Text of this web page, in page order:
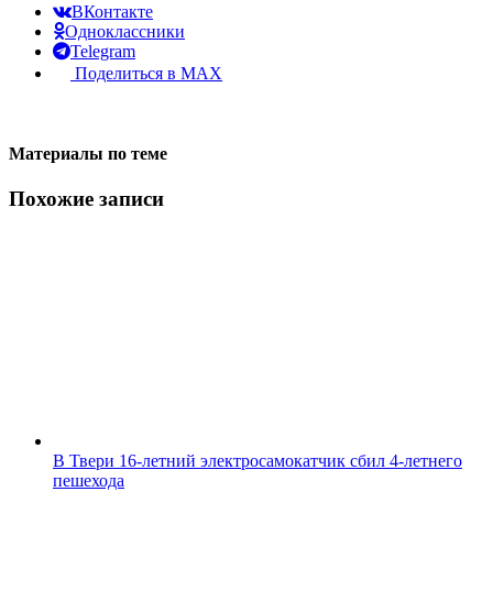
ВКонтакте
Одноклассники
Telegram
Поделиться в MAX
Материалы по теме
Похожие записи
В Твери 16-летний электросамокатчик сбил 4-летнего
пешехода